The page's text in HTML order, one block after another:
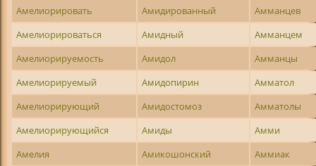
Амелиорировать
Амидированный
Амманцев
Амелиорироваться
Амидный
Амманцем
Амелиорируемость
Амидол
Амманцы
Амелиорируемый
Амидопирин
Амматол
Амелиорирующий
Амидостомоз
Амматолы
Амелиорирующийся
Амиды
Амми
Амелия
Амикошонский
Аммиак